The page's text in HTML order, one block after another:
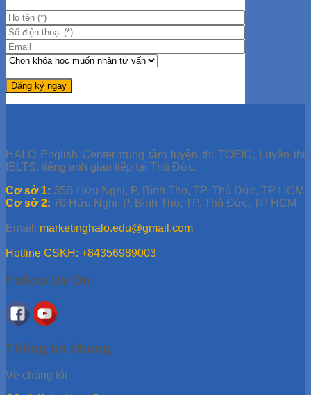
HALO English Center trung tâm luyện thi TOEIC, Luyện thi
IELTS, tiếng anh giao tiếp tại Thủ Đức.
Cơ sở 1: 35B Hữu Nghị, P. Bình Thọ, TP. Thủ Đức, TP HCM
Cơ sở 2: 70 Hữu Nghị, P. Bình Thọ, TP. Thủ Đức, TP HCM
Email: marketinghalo.edu@gmail.com
Hotline CSKH: +84356989003
Follow Us On
Thông tin chung
Về chúng tôi